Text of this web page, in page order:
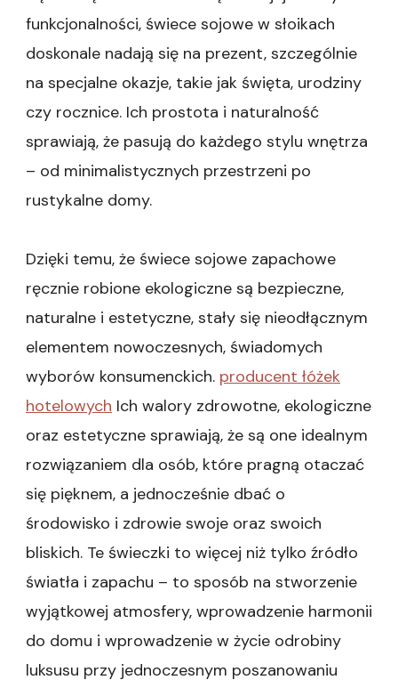
funkcjonalności, świece sojowe w słoikach
doskonale nadają się na prezent, szczególnie
na specjalne okazje, takie jak święta, urodziny
czy rocznice. Ich prostota i naturalność
sprawiają, że pasują do każdego stylu wnętrza
– od minimalistycznych przestrzeni po
rustykalne domy.
Dzięki temu, że świece sojowe zapachowe
ręcznie robione ekologiczne są bezpieczne,
naturalne i estetyczne, stały się nieodłącznym
elementem nowoczesnych, świadomych
wyborów konsumenckich. producent łóżek
hotelowych Ich walory zdrowotne, ekologiczne
oraz estetyczne sprawiają, że są one idealnym
rozwiązaniem dla osób, które pragną otaczać
się pięknem, a jednocześnie dbać o
środowisko i zdrowie swoje oraz swoich
bliskich. Te świeczki to więcej niż tylko źródło
światła i zapachu – to sposób na stworzenie
wyjątkowej atmosfery, wprowadzenie harmonii
do domu i wprowadzenie w życie odrobiny
luksusu przy jednoczesnym poszanowaniu